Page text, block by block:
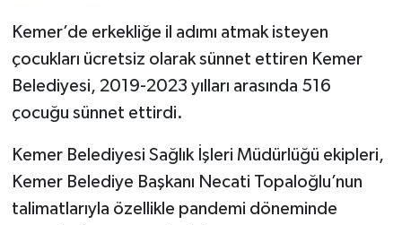
Kemer’de erkekliğe il adımı atmak isteyen
çocukları ücretsiz olarak sünnet ettiren Kemer
Belediyesi, 2019-2023 yılları arasında 516
çocuğu sünnet ettirdi.
Kemer Belediyesi Sağlık İşleri Müdürlüğü ekipleri,
Kemer Belediye Başkanı Necati Topaloğlu’nun
talimatlarıyla özellikle pandemi döneminde